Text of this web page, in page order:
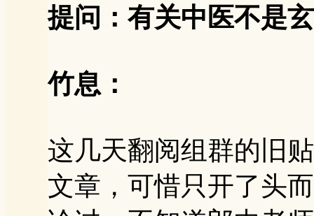
提问：有关中医不是
竹息：
这几天翻阅组群的旧
文章，可惜只开了头